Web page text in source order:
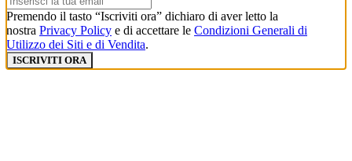
Premendo il tasto “Iscriviti ora” dichiaro di aver letto la
nostra Privacy Policy e di accettare le Condizioni Generali di
Utilizzo dei Siti e di Vendita.
ISCRIVITI ORA